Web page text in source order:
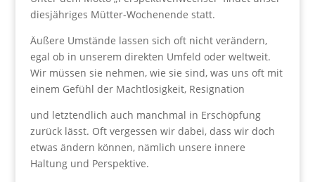
diesjähriges Mütter-Wochenende statt.
Äußere Umstände lassen sich oft nicht verändern,
egal ob in unserem direkten Umfeld oder weltweit.
Wir müssen sie nehmen, wie sie sind, was uns oft mit
einem Gefühl der Machtlosigkeit, Resignation
und letztendlich auch manchmal in Erschöpfung
zurück lässt. Oft vergessen wir dabei, dass wir doch
etwas ändern können, nämlich unsere innere
Haltung und Perspektive.